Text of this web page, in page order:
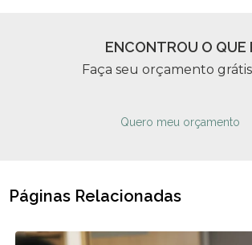
ENCONTROU O QUE
Faça seu orçamento
Quero meu orçamento
Páginas Relacionadas